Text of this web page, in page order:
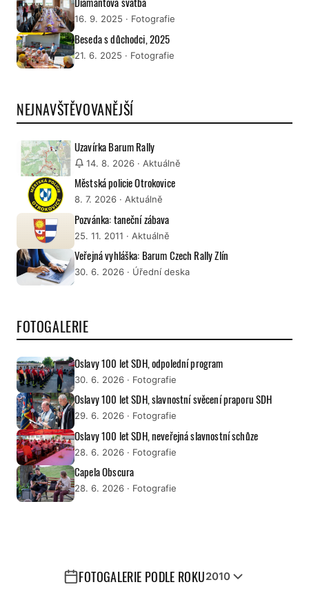
16. 9. 2025 · Fotografie
Beseda s důchodci, 2025
21. 6. 2025 · Fotografie
NEJNAVŠTĚVOVANĚJŠÍ
Uzavírka Barum Rally
14. 8. 2026 · Aktuálně
Městská policie Otrokovice
8. 7. 2026 · Aktuálně
Pozvánka: taneční zábava
25. 11. 2011 · Aktuálně
Veřejná vyhláška: Barum Czech Rally Zlín
30. 6. 2026 · Úřední deska
FOTOGALERIE
Oslavy 100 let SDH, odpolední program
30. 6. 2026 · Fotografie
Oslavy 100 let SDH, slavnostní svěcení praporu SDH
29. 6. 2026 · Fotografie
Oslavy 100 let SDH, neveřejná slavnostní schůze
28. 6. 2026 · Fotografie
Capela Obscura
28. 6. 2026 · Fotografie
FOTOGALERIE PODLE ROKU2010